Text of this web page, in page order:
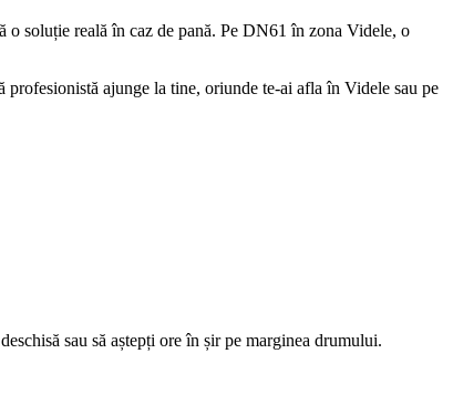
o soluție reală în caz de pană. Pe DN61 în zona Videle, o
profesionistă ajunge la tine, oriunde te-ai afla în Videle sau pe
sau să aștepți ore în șir pe marginea drumului.